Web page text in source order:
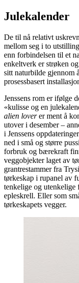
Julekalender
De til nå relativt
mellom seg i to
enn forbindelsen til et
enkeltverk er strøken
sitt naturbilde gjennom
prosessbasert
Jenssens rom er ifølge
«kulisse og en
alien loverer ment å
utover i desember –
i Jenssens
ned i små og større
forbruk og bærekraft
veggobjekter laget av
grantrestammer fra
tørkeskap i rupanel av
tenkelige og utenkelige
epleskrell. Eller som
tørkeskapets vegger.